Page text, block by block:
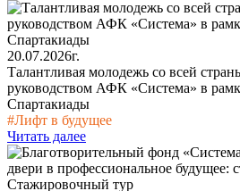
20.07.2026г.
Талантливая молодежь со всей
руководством АФК «Система» в
Спартакиады
#Лифт в будущее
Читать далее